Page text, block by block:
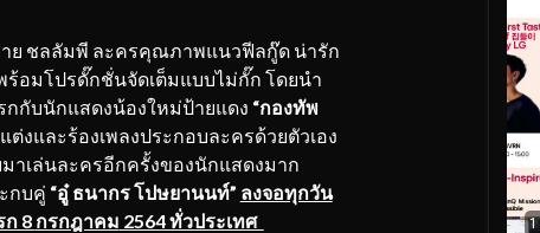
าย ชลลัมพี ละครคุณภาพแนวฟีลกู๊ด น่ารัก
ร้อมโปรดั๊กชั่นจัดเต็มแบบไม่กั๊ก โดยนำ
กกับนักแสดงน้องใหม่ป้ายแดง “กองทัพ
งและร้องเพลงประกอบละครด้วยตัวเอง
าเล่นละครอีกครั้งของนักแสดงมาก
กบคู่ “อู๋ ธนากร โปษยานนท์” ลงจอทุกวัน
ก 8 กรกฎาคม 2564 ทั่วประเทศ 1